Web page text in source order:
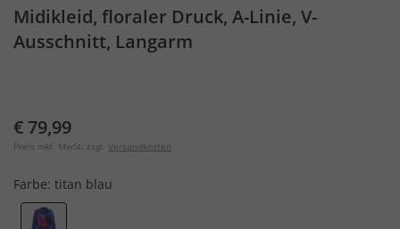
Midikleid, floraler Druck, A-Linie, V-
Ausschnitt, Langarm
€ 79,99
Preis inkl. MwSt. zzgl. Versandkosten
Farbe: titan blau